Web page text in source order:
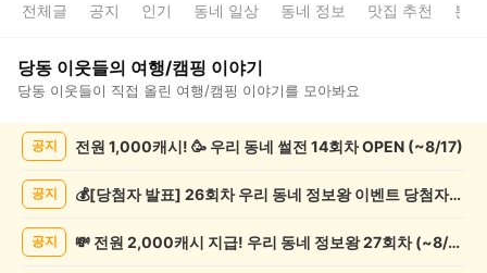
전체글 공지 인기 동네 일상 동네 정보 맛집 추천 분
당동 이웃들의 여행/캠핑 이야기
당동 이웃들이 직접 올린 여행/캠핑 이야기를 모아봐요
공지 전원 1,000캐시! 🥳 우리 동네 썰전 14회차 OPEN (~8/17)
공지 💰[당첨자 발표] 26회차 우리 동네 정보왕 이벤트 당첨자를 발표합니다!
공지 💸 전원 2,000캐시 지급! 우리 동네 정보왕 27회차 (~8/10)